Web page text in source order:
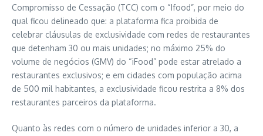
Compromisso de Cessação (TCC) com o “Ifood”, por meio do
qual ficou delineado que: a plataforma fica proibida de
celebrar cláusulas de exclusividade com redes de restaurantes
que detenham 30 ou mais unidades; no máximo 25% do
volume de negócios (GMV) do “iFood” pode estar atrelado a
restaurantes exclusivos; e em cidades com população acima
de 500 mil habitantes, a exclusividade ficou restrita a 8% dos
restaurantes parceiros da plataforma.
Quanto às redes com o número de unidades inferior a 30, a